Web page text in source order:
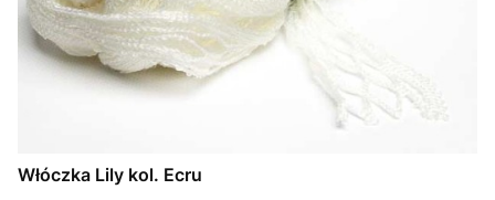
Włóczka Lily kol. Ecru